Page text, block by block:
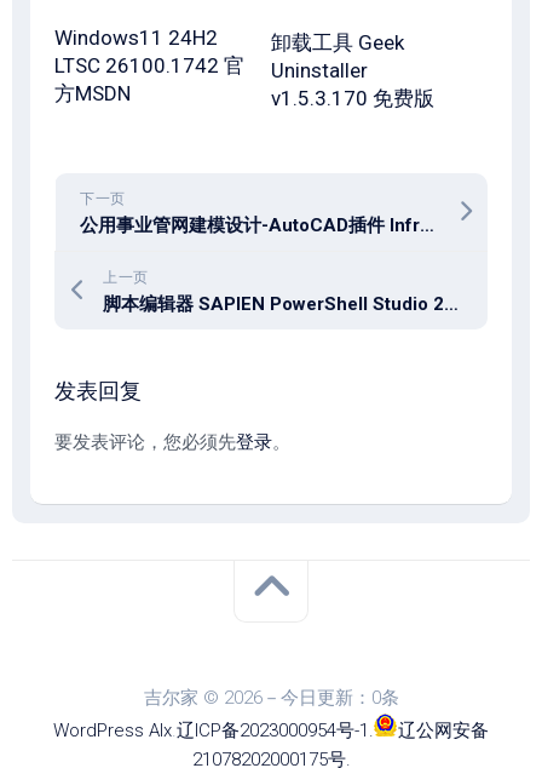
Windows11 24H2
LTSC 26100.1742 官
方MSDN
卸载工具 Geek
Uninstaller
v1.5.3.170 免费版
下一页
公用事业管网建模设计-AutoCAD插件 Infrawizard 26.0.0
上一页
脚本编辑器 SAPIEN PowerShell Studio 2026 v5.10.270 x64
发表回复
要发表评论，您必须先登录。
吉尔家 © 2026－今日更新：0条
WordPress Alx 辽ICP备2023000954号-1
辽公网安备
21078202000175号.